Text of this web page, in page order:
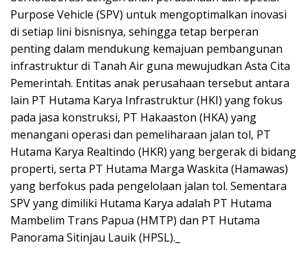
Purpose Vehicle (SPV) untuk mengoptimalkan inovasi
di setiap lini bisnisnya, sehingga tetap berperan
penting dalam mendukung kemajuan pembangunan
infrastruktur di Tanah Air guna mewujudkan Asta Cita
Pemerintah. Entitas anak perusahaan tersebut antara
lain PT Hutama Karya Infrastruktur (HKI) yang fokus
pada jasa konstruksi, PT Hakaaston (HKA) yang
menangani operasi dan pemeliharaan jalan tol, PT
Hutama Karya Realtindo (HKR) yang bergerak di bidang
properti, serta PT Hutama Marga Waskita (Hamawas)
yang berfokus pada pengelolaan jalan tol. Sementara
SPV yang dimiliki Hutama Karya adalah PT Hutama
Mambelim Trans Papua (HMTP) dan PT Hutama
Panorama Sitinjau Lauik (HPSL)._